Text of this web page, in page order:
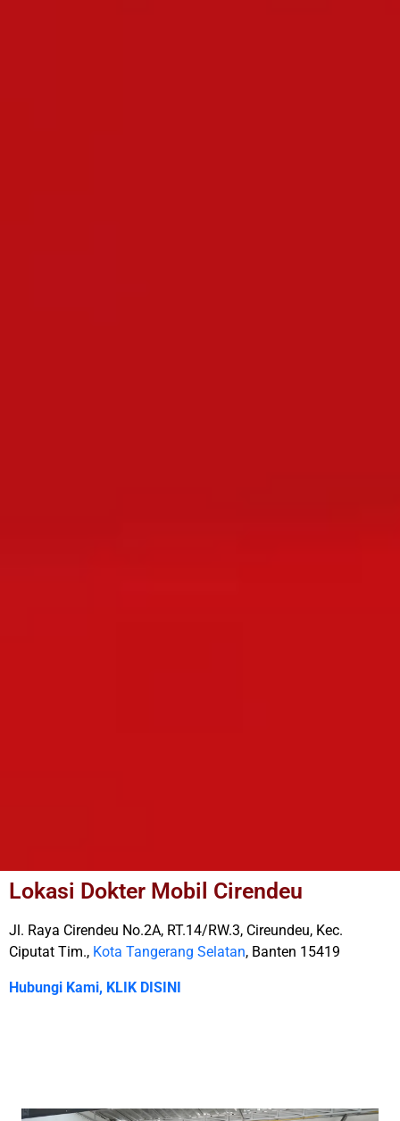
Lokasi Dokter Mobil Cirendeu
Jl. Raya Cirendeu No.2A, RT.14/RW.3, Cireundeu, Kec.
Ciputat Tim., Kota Tangerang Selatan, Banten 15419
Hubungi Kami, KLIK DISINI